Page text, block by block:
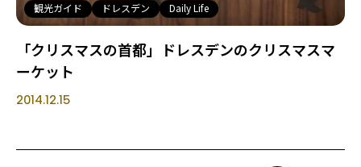
観光ガイド ドレスデン Daily Life
「クリスマスの首都」ドレスデンのクリスマスマ
ーケット
2014.12.15